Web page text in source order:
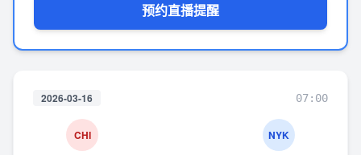
预约直播提醒
2026-03-16 07:00
CHI NYK